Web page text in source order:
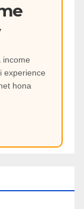
income
experience
hona